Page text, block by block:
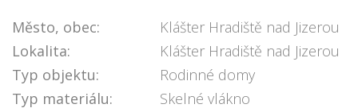
Město, obec:
Klášter Hradiště nad Jizerou
Lokalita:
Klášter Hradiště nad Jizerou
Typ objektu:
Rodinné domy
Typ materiálu:
Skelné vlákno